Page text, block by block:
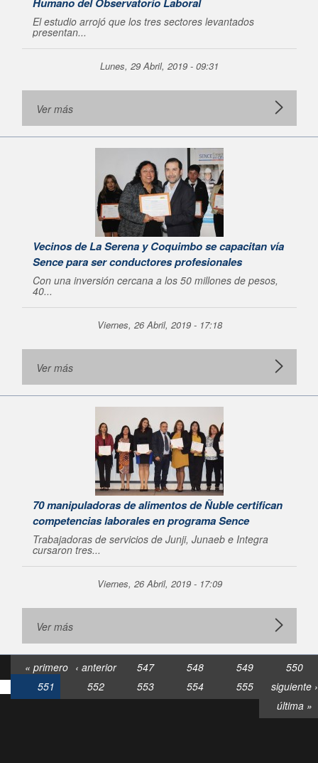
El estudio arrojó que los tres sectores levantados
presentan...
Lunes, 29 Abril, 2019 - 09:31
Ver más
Vecinos de La Serena y Coquimbo se capacitan vía
Sence para ser conductores profesionales
Con una inversión cercana a los 50 millones de pesos,
40...
Viernes, 26 Abril, 2019 - 17:18
Ver más
70 manipuladoras de alimentos de Ñuble certifican
competencias laborales en programa Sence
Trabajadoras de servicios de Junji, Junaeb e Integra
cursaron tres...
Viernes, 26 Abril, 2019 - 17:09
Ver más
« primero ‹ anterior 547 548 549
550
551
552 553 554 555
siguiente ›
última »